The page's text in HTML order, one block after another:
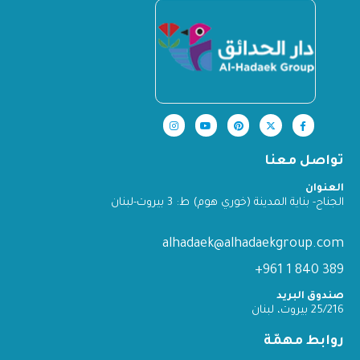
تواصل معنا
العنوان
الجناح- بناية المدينة (خوري هوم) ط: 3 بيروت-لبنان
alhadaek@alhadaekgroup.com
389 840 1 961+
صندوق البريد
25/216 بيروت، لبنان
روابط مهمّة